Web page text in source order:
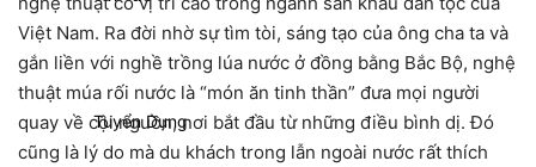
Tuyển Dụng
Việt Nam. Ra đời nhờ sự tìm tòi, sáng tạo của ông cha ta và
gắn liền với nghề trồng lúa nước ở đồng bằng Bắc Bộ, nghệ
thuật múa rối nước là “món ăn tinh thần” đưa mọi người
quay về cội nguồn, nơi bắt đầu từ những điều bình dị. Đó
cũng là lý do mà du khách trong lẫn ngoài nước rất thích